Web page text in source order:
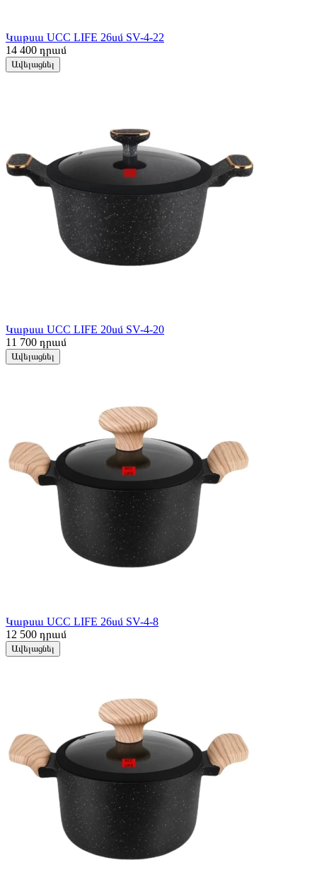
Կաթսա UCC LIFE 26սմ SV-4-22
14 400 դրամ
Ավելացնել
Կաթսա UCC LIFE 20սմ SV-4-20
11 700 դրամ
Ավելացնել
Կաթսա UCC LIFE 26սմ SV-4-8
12 500 դրամ
Ավելացնել